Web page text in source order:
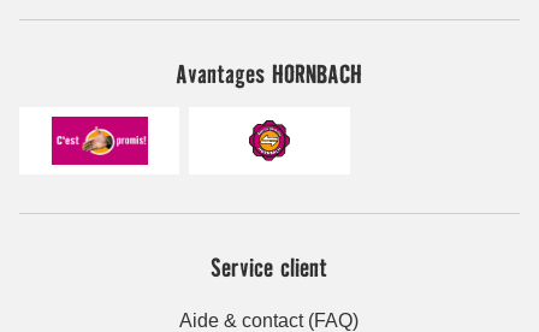
Avantages HORNBACH
Service client
Aide & contact (FAQ)